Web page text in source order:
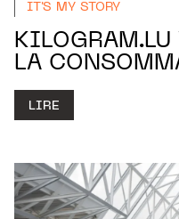
IT'S MY STORY
KILOGRAM.LU
LA
LIRE